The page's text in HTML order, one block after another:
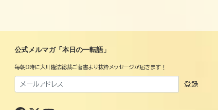
公式メルマガ「本日の一転語」
毎朝8時に大川隆法総裁ご著書より抜粋メッセージが届きます！
登録